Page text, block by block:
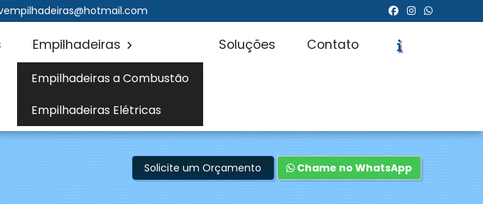
Empilhadeiras
Empilhadeiras a Combustão
Empilhadeiras Elétricas
Soluções Contato
Solicite um Orçamento Chame no WhatsApp